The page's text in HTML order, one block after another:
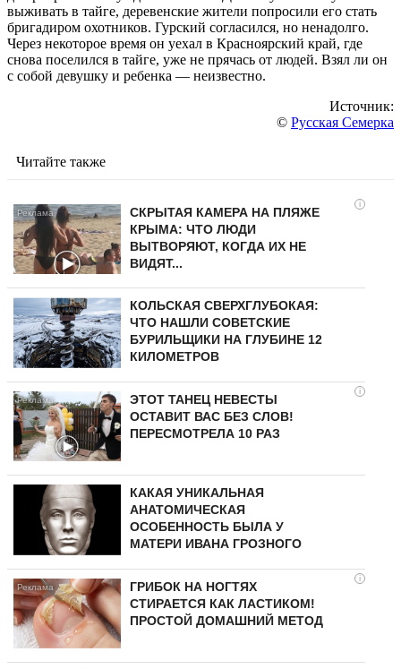
выживать в тайге, деревенские жители попросили его стать
бригадиром охотников. Гурский согласился, но ненадолго.
Через некоторое время он уехал в Красноярский край, где
снова поселился в тайге, уже не прячась от людей. Взял ли он
с собой девушку и ребенка — неизвестно.
Источник:
© Русская Семерка
Читайте также
i
СКРЫТАЯ КАМЕРА НА ПЛЯЖЕ
КРЫМА: ЧТО ЛЮДИ
ВЫТВОРЯЮТ, КОГДА ИХ НЕ
ВИДЯТ...
КОЛЬСКАЯ СВЕРХГЛУБОКАЯ:
ЧТО НАШЛИ СОВЕТСКИЕ
БУРИЛЬЩИКИ НА ГЛУБИНЕ 12
КИЛОМЕТРОВ
i
ЭТОТ ТАНЕЦ НЕВЕСТЫ
ОСТАВИТ ВАС БЕЗ СЛОВ!
ПЕРЕСМОТРЕЛА 10 РАЗ
КАКАЯ УНИКАЛЬНАЯ
АНАТОМИЧЕСКАЯ
ОСОБЕННОСТЬ БЫЛА У
МАТЕРИ ИВАНА ГРОЗНОГО
i
ГРИБОК НА НОГТЯХ
СТИРАЕТСЯ КАК ЛАСТИКОМ!
ПРОСТОЙ ДОМАШНИЙ МЕТОД